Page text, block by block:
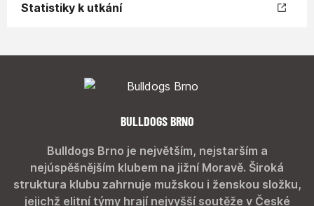
Statistiky k utkání
BULLDOGS BRNO
Bulldogs Brno je největším, nejstarším a
nejúspěšnějším klubem na jižní Moravě. Široká
struktura klubu zahrnuje mužskou i ženskou složku,
jejichž elitní týmy hrají nejvyšší soutěže v České